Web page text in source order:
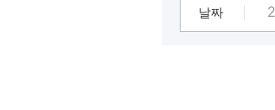
날짜